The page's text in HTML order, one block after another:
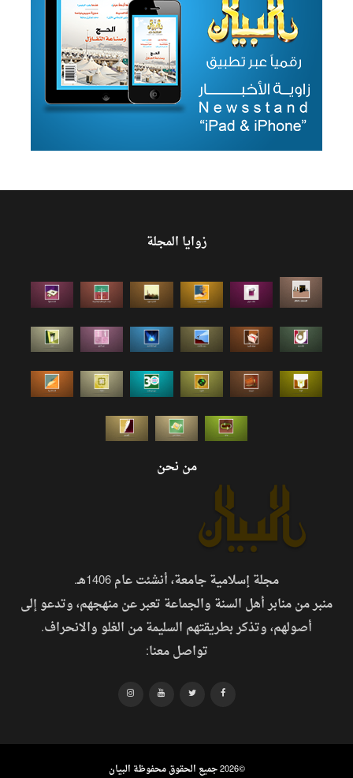
زوايا المجلة
من نحن
مجلة إسلامية جامعة، أنشئت عام 1406هـ.
منبر من منابر أهل السنة والجماعة تعبر عن منهجهم، وتدعو إلى
أصولهم، وتذكر بطريقتهم السليمة من الغلو والانحراف.
تواصل معنا:
©2026 جميع الحقوق محفوظة البيان